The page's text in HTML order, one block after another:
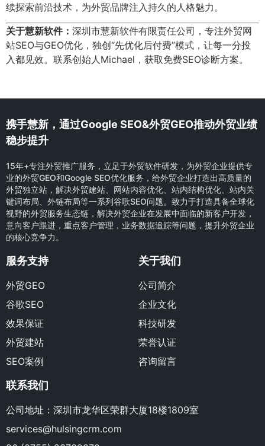
续探索前沿技术，为外贸品牌注入持久的人格魅力。
关于慧新软件： 深圳市慧新软件有限责任公司，专注外贸网
站SEO与GEO优化，独创“先优化后付费”模式，让每一分投
入都见效。联系创始人Michael，获取免费SEO诊断方案。
携手慧新，通过Google SEO&外贸GEO推动外贸业绩
稳步提升
15年+专注外贸推广服务，立足于外贸软件研发，为外贸企业提供专
业的外贸GEO和Google SEO优化服务，给外贸企业打造出高质量的
外贸独立站，解决外贸建站、网站内容优化、站内结构优化、站内关
键词布局、外链布局等一系列谷歌SEO问题。致力于打造具备全球化
视野的外贸服务生态链，解决外贸企业在发展中面临的新客户开发，
意向客户跟进，重点客户管理，业务数据追踪等问题，提升外贸企业
的核心竞争力。
服务支持
外贸GEO
谷歌SEO
效果保证
外贸建站
SEO案例
关于我们
公司简介
企业文化
科技研发
荣誉认证
咨询留言
联系我们
公司地址：深圳市龙华区荣群大厦18楼1809室
services@hulsingcrm.com